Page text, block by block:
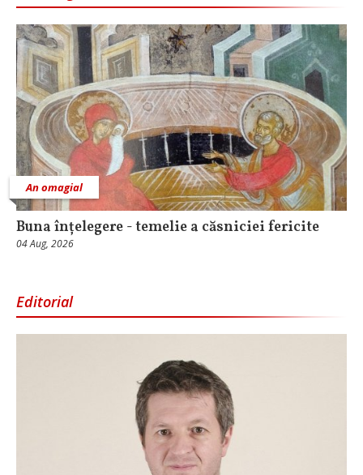
An omagial
Buna înțelegere - temelie a căsniciei fericite
04 Aug, 2026
Editorial